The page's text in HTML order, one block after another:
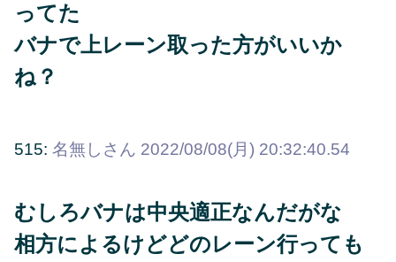
ってた
バナで上レーン取った方がいいか
ね？
515: 名無しさん 2022/08/08(月) 20:32:40.54
むしろバナは中央適正なんだがな
相方によるけどどのレーン行っても